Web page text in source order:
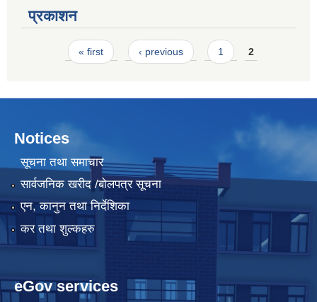
प्रकाशन
Pages« first ‹ previous 1 2
Notices
सूचना तथा समाचार
सार्वजनिक खरीद /बोलपत्र सूचना
एन, कानुन तथा निर्देशिका
कर तथा शुल्कहरु
eGov services